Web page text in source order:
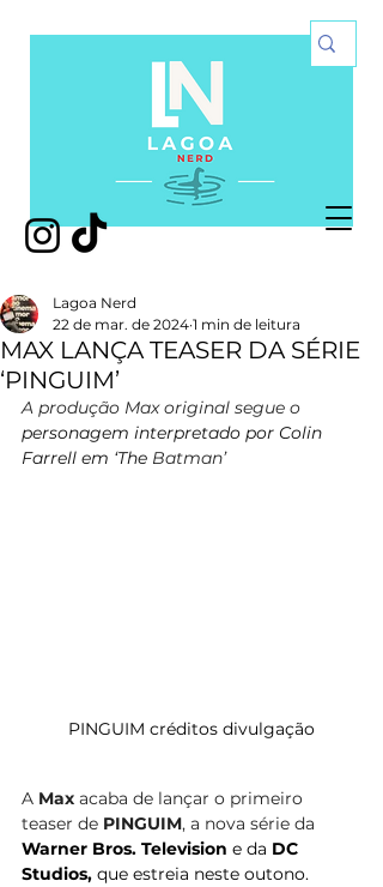
MAX LANÇA TEASER DA SÉRIE
‘PINGUIM’
Lagoa Nerd
22 de mar. de 2024 1 min de leitura
A produção Max original segue o
personagem interpretado por Colin
Farrell em ‘The Batman’
PINGUIM créditos divulgação
A Max acaba de lançar o primeiro
teaser de PINGUIM, a nova série da
Warner Bros. Television e da DC
Studios, que estreia neste outono.